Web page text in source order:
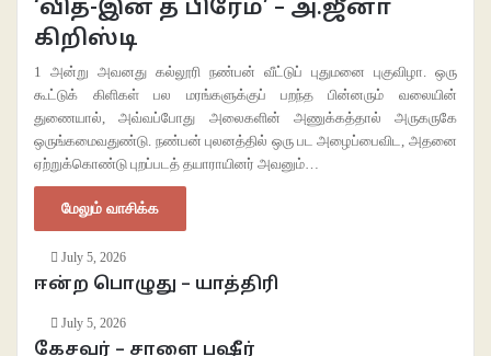
‘வித்-இன் த பிரேம்’ – அ.ஜீனா
கிறிஸ்டி
1 அன்று அவனது கல்லூரி நண்பன் வீட்டுப் புதுமனை புகுவிழா. ஒரு
கூட்டுக் கிளிகள் பல மரங்களுக்குப் பறந்த பின்னரும்‌ வலையின்
துணையால், அவ்வப்போது அலைகளின் அணுக்கத்தால் அருகருகே
ஒருங்கமைவதுண்டு. நண்பன் புலனத்தில் ஒரு பட அழைப்பைவிட, அதனை
ஏற்றுக்கொண்டு புறப்படத் தயாராயினர் அவனும்…
மேலும் வாசிக்க
July 5, 2026
ஈன்ற பொழுது – யாத்திரி
July 5, 2026
கேசவர் – சாளை பஷீர்